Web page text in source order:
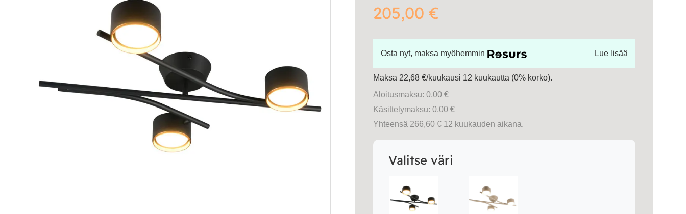
Pöydät ja tuolit
Työpöydät ja työtuolit
205,00€
Osta nyt, maksa myöhemmin Lue lisää
Maksa 22,68 €/kuukausi 12 kuukautta (0% korko).
Aloitusmaksu: 0,00 €
Käsittelymaksu: 0,00 €
Yhteensä 266,60 € 12 kuukauden aikana.
Valitse väri